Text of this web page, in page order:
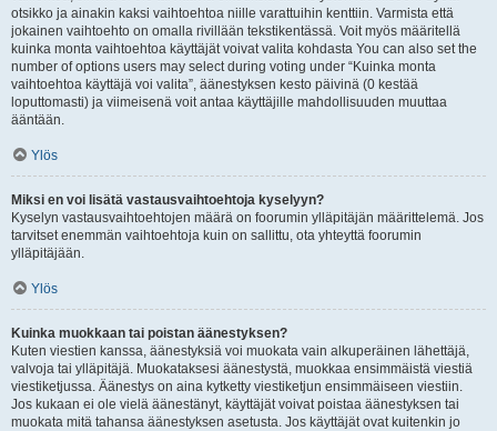
otsikko ja ainakin kaksi vaihtoehtoa niille varattuihin kenttiin. Varmista että
jokainen vaihtoehto on omalla rivillään tekstikentässä. Voit myös määritellä
kuinka monta vaihtoehtoa käyttäjät voivat valita kohdasta You can also set the
number of options users may select during voting under “Kuinka monta
vaihtoehtoa käyttäjä voi valita”, äänestyksen kesto päivinä (0 kestää
loputtomasti) ja viimeisenä voit antaa käyttäjille mahdollisuuden muuttaa
ääntään.
Ylös
Miksi en voi lisätä vastausvaihtoehtoja kyselyyn?
Kyselyn vastausvaihtoehtojen määrä on foorumin ylläpitäjän määrittelemä. Jos
tarvitset enemmän vaihtoehtoja kuin on sallittu, ota yhteyttä foorumin
ylläpitäjään.
Ylös
Kuinka muokkaan tai poistan äänestyksen?
Kuten viestien kanssa, äänestyksiä voi muokata vain alkuperäinen lähettäjä,
valvoja tai ylläpitäjä. Muokataksesi äänestystä, muokkaa ensimmäistä viestiä
viestiketjussa. Äänestys on aina kytketty viestiketjun ensimmäiseen viestiin.
Jos kukaan ei ole vielä äänestänyt, käyttäjät voivat poistaa äänestyksen tai
muokata mitä tahansa äänestyksen asetusta. Jos käyttäjät ovat kuitenkin jo